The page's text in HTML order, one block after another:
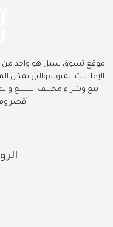
موقع تسوق سيل هو واحد من
الإعلانات المبوبة والتي
بيع وشراء مختلف السلع
أقصر